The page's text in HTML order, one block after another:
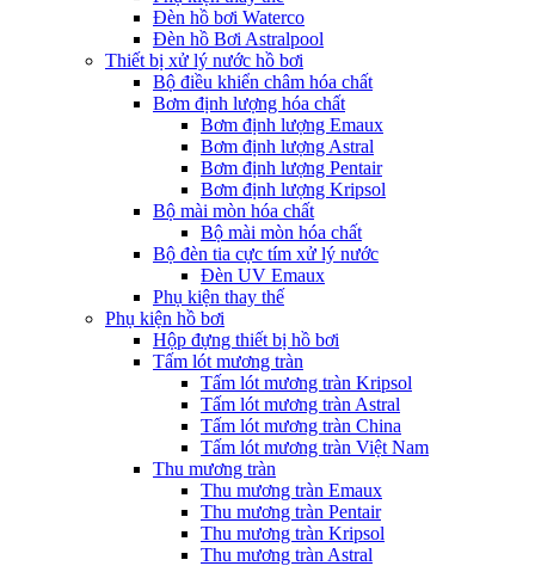
Đèn hồ bơi Waterco
Đèn hồ Bơi Astralpool
Thiết bị xử lý nước hồ bơi
Bộ điều khiển châm hóa chất
Bơm định lượng hóa chất
Bơm định lượng Emaux
Bơm định lượng Astral
Bơm định lượng Pentair
Bơm định lượng Kripsol
Bộ mài mòn hóa chất
Bộ mài mòn hóa chất
Bộ đèn tia cực tím xử lý nước
Đèn UV Emaux
Phụ kiện thay thế
Phụ kiện hồ bơi
Hộp đựng thiết bị hồ bơi
Tấm lót mương tràn
Tấm lót mương tràn Kripsol
Tấm lót mương tràn Astral
Tấm lót mương tràn China
Tấm lót mương tràn Việt Nam
Thu mương tràn
Thu mương tràn Emaux
Thu mương tràn Pentair
Thu mương tràn Kripsol
Thu mương tràn Astral